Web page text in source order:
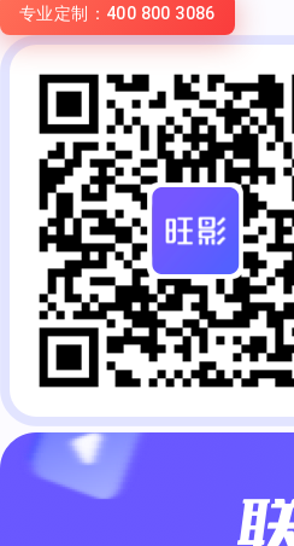
专业定制：400 800 3086